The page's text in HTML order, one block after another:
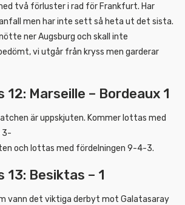
två förluster i rad för Frankfurt. Har
men har inte sett så heta ut det sista.
ner Augsburg och skall inte
vi utgår från kryss men garderar
12: Marseille – Bordeaux 1
är uppskjuten. Kommer lottas med
3-
och lottas med fördelningen 9-4-3.
13: Besiktas – 1
vann det viktiga derbyt mot Galatasaray